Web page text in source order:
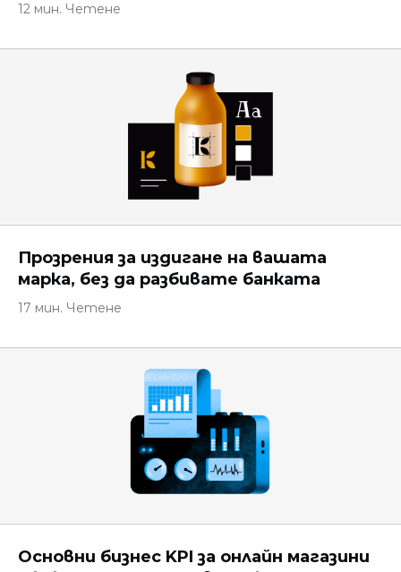
12 мин. Четене
Прозрения за издигане на вашата
марка, без да разбивате банката
17 мин. Четене
Основни бизнес KPI за онлайн магазини